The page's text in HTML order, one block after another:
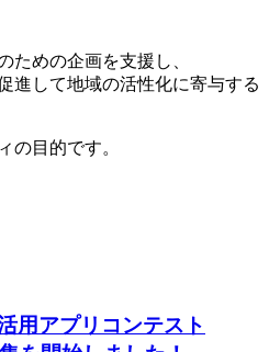
ための企画を支援し、
進して地域の活性化に寄与する
の目的です。
用アプリコンテスト